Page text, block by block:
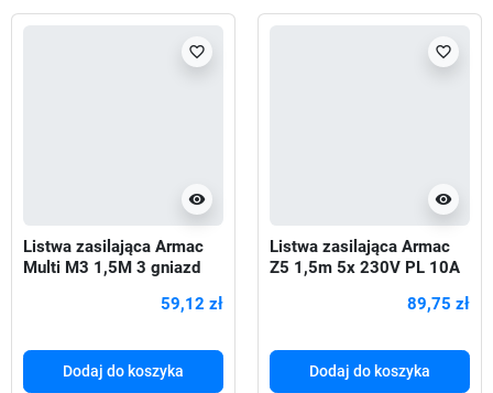
visibility
favorite_border
Listwa zasilająca Armac
Multi M3 1,5M 3 gniazd
59,12 zł
Dodaj do koszyka
visibility
favorite_border
Listwa zasilająca Armac
Z5 1,5m 5x 230V PL 10A
89,75 zł
Dodaj do koszyka